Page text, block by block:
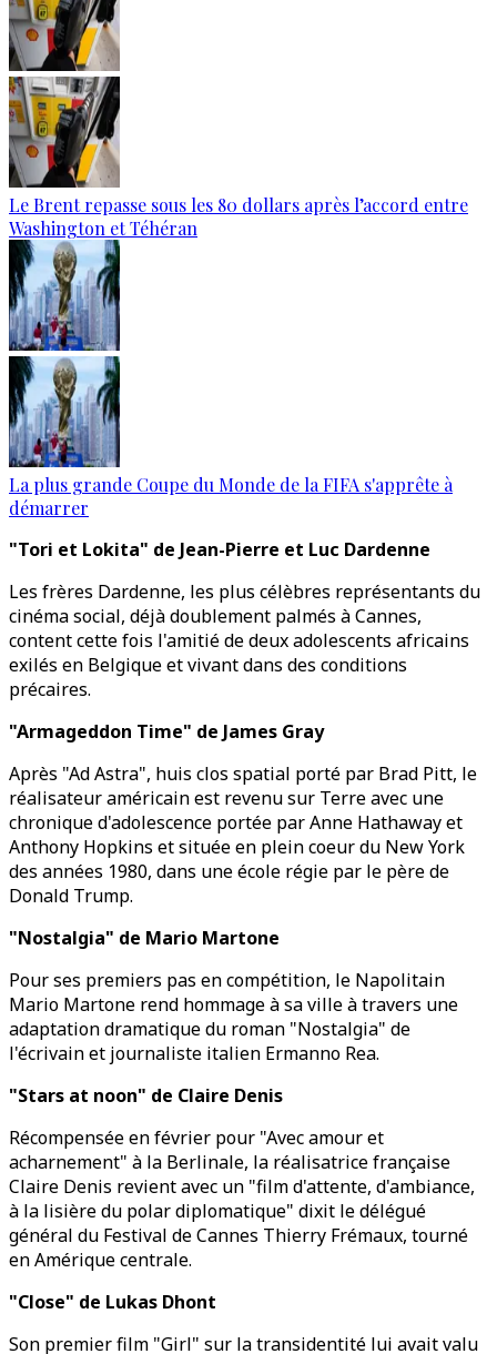
Le Brent repasse sous les 80 dollars après l’accord entre
Washington et Téhéran
La plus grande Coupe du Monde de la FIFA s'apprête à
démarrer
"Tori et Lokita" de Jean-Pierre et Luc Dardenne
Les frères Dardenne, les plus célèbres représentants du
cinéma social, déjà doublement palmés à Cannes,
content cette fois l'amitié de deux adolescents africains
exilés en Belgique et vivant dans des conditions
précaires.
"Armageddon Time" de James Gray
Après "Ad Astra", huis clos spatial porté par Brad Pitt, le
réalisateur américain est revenu sur Terre avec une
chronique d'adolescence portée par Anne Hathaway et
Anthony Hopkins et située en plein coeur du New York
des années 1980, dans une école régie par le père de
Donald Trump.
"Nostalgia" de Mario Martone
Pour ses premiers pas en compétition, le Napolitain
Mario Martone rend hommage à sa ville à travers une
adaptation dramatique du roman "Nostalgia" de
l'écrivain et journaliste italien Ermanno Rea.
"Stars at noon" de Claire Denis
Récompensée en février pour "Avec amour et
acharnement" à la Berlinale, la réalisatrice française
Claire Denis revient avec un "film d'attente, d'ambiance,
à la lisière du polar diplomatique" dixit le délégué
général du Festival de Cannes Thierry Frémaux, tourné
en Amérique centrale.
"Close" de Lukas Dhont
Son premier film "Girl" sur la transidentité lui avait valu